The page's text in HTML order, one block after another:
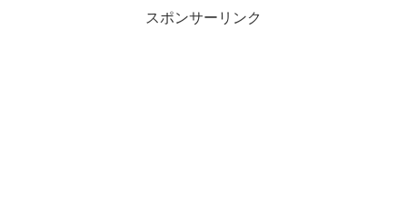
スポンサーリンク